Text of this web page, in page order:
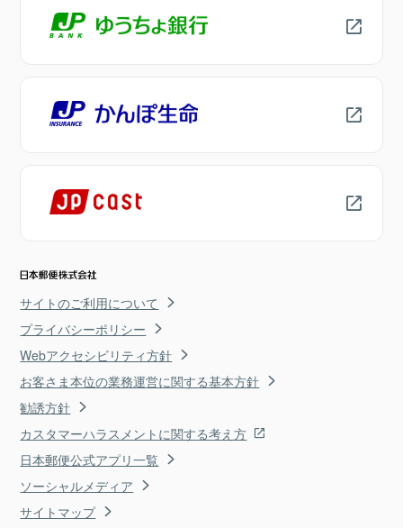
サイトのご利用について
プライバシーポリシー
Webアクセシビリティ方針
お客さま本位の業務運営に関する基本方針
勧誘方針
カスタマーハラスメントに関する考え方
日本郵便公式アプリ一覧
ソーシャルメディア
サイトマップ